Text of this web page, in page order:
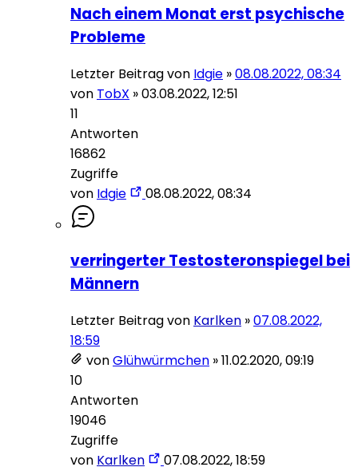
Nach einem Monat erst psychische
Probleme
Letzter Beitrag von Idgie »08.08.2022, 08:34
von TobX »03.08.2022, 12:51
11
Antworten
16862
Zugriffe
von Idgie 08.08.2022, 08:34
verringerter Testosteronspiegel bei
Männern
Letzter Beitrag von Karlken »07.08.2022,
18:59
vonGlühwürmchen »11.02.2020, 09:19
10
Antworten
19046
Zugriffe
von Karlken 07.08.2022, 18:59